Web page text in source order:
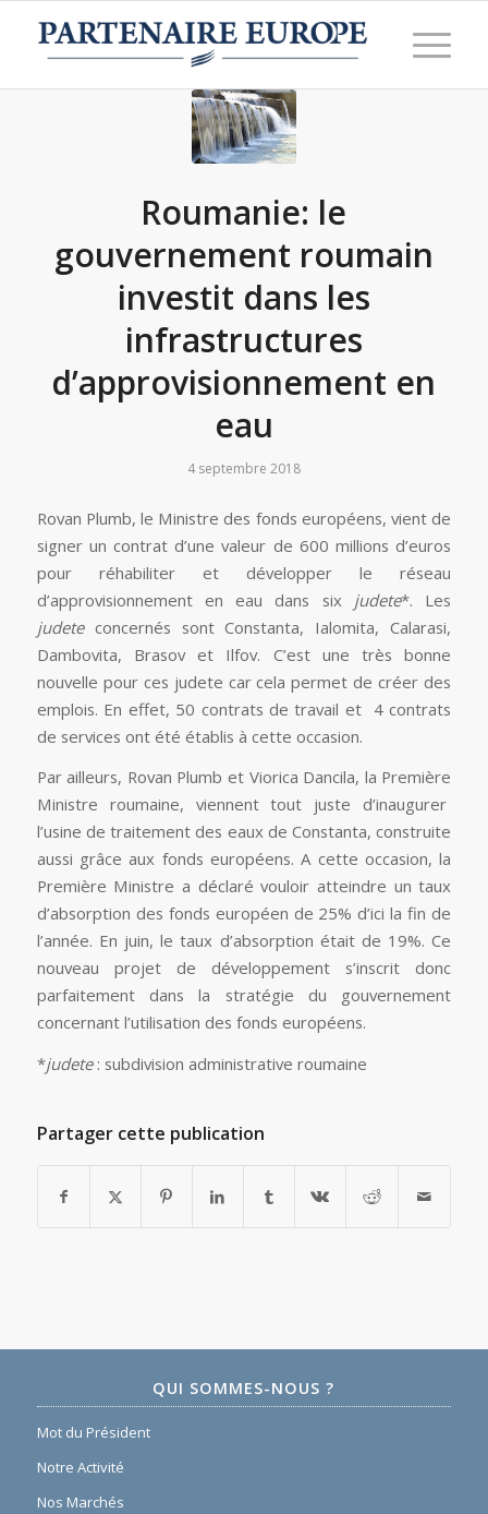
Roumanie: le
gouvernement roumain
investit dans les
infrastructures
d’approvisionnement en
eau
4 septembre 2018
Rovan Plumb, le Ministre des fonds européens, vient de
signer un contrat d’une valeur de 600 millions d’euros
pour réhabiliter et développer le réseau
d’approvisionnement en eau dans six judete*. Les
judeteconcernés sont Constanta, Ialomita, Calarasi,
Dambovita, Brasov et Ilfov. C’est une très bonne
nouvelle pour ces judete car cela permet de créer des
emplois. En effet, 50 contrats de travail et 4 contrats
de services ont été établis à cette occasion.
Par ailleurs, Rovan Plumb et Viorica Dancila, la Première
Ministre roumaine, viennent tout juste d’inaugurer
l’usine de traitement des eaux de Constanta, construite
aussi grâce aux fonds européens. A cette occasion, la
Première Ministre a déclaré vouloir atteindre un taux
d’absorption des fonds européen de 25% d’ici la fin de
l’année. En juin, le taux d’absorption était de 19%. Ce
nouveau projet de développement s’inscrit donc
parfaitement dans la stratégie du gouvernement
concernant l’utilisation des fonds européens.
*judete: subdivision administrative roumaine
Partager cette publication
QUI SOMMES-NOUS ?
Mot du Président
Notre Activité
Nos Marchés